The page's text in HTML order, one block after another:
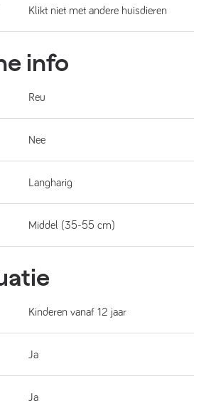
Klikt niet met andere huisdieren
info
Reu
Nee
Langharig
Middel (35-55 cm)
Kinderen vanaf 12 jaar
Ja
Ja